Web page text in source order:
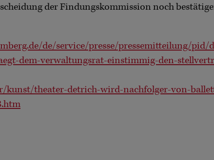
der Findungskommission noch
de/service/presse/pressemitteilung/pid/
dem-verwaltungsrat-einstimmig-den-
kunst/theater-detrich-wird-nachfolger-von-